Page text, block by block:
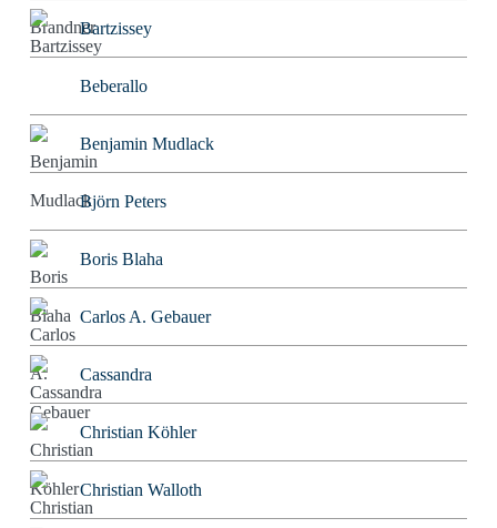
Bartzissey
Beberallo
Benjamin Mudlack
Björn Peters
Boris Blaha
Carlos A. Gebauer
Cassandra
Christian Köhler
Christian Walloth